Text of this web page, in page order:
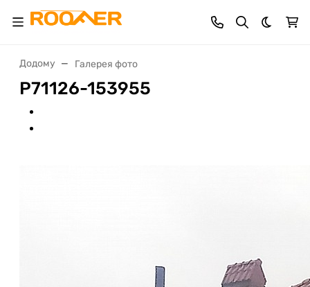
Dark
Додому Галерея фото
P71126-153955